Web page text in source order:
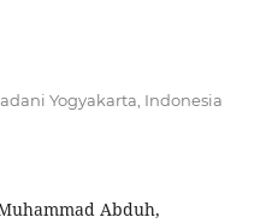
Yogyakarta, Indonesia
Abduh,